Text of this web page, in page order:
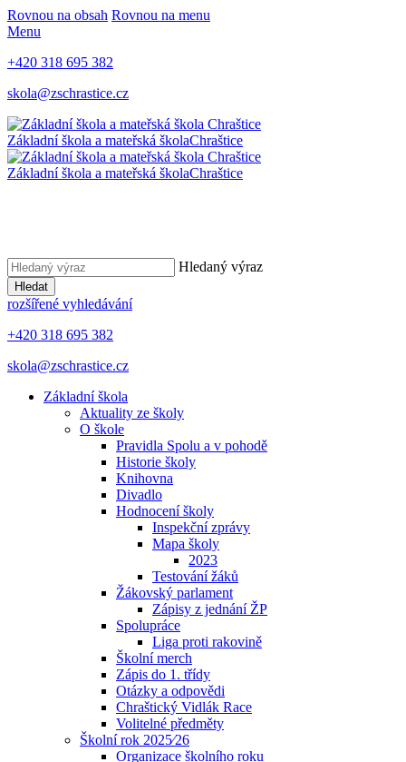
Rovnou na obsah Rovnou na menu
Menu
+420 318 695 382
skola@zschrastice.cz
Základní škola a mateřská školaChraštice
Základní škola a mateřská školaChraštice
Hledaný výraz
Hledat
rozšířené vyhledávání
+420 318 695 382
skola@zschrastice.cz
Základní škola
Aktuality ze školy
O škole
Pravidla Spolu a v pohodě
Historie školy
Knihovna
Divadlo
Hodnocení školy
Inspekční zprávy
Mapa školy
2023
Testování žáků
Žákovský parlament
Zápisy z jednání ŽP
Spolupráce
Liga proti rakovině
Školní merch
Zápis do 1. třídy
Otázky a odpovědi
Chraštický Vidlák Race
Volitelné předměty
Školní rok 2025⁄26
Organizace školního roku